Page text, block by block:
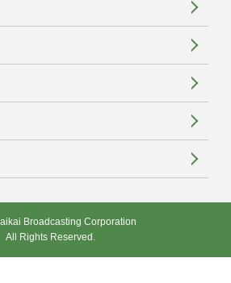
Broadcasting Corporation
All Rights Reserved.